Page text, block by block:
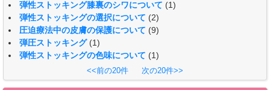
弾性ストッキング膝裏のシワについて (1)
弾性ストッキングの選択について (2)
圧迫療法中の皮膚の保護について (9)
弾圧ストッキング (1)
弾性ストッキングの色味について (1)
<<前の20件
次の20件>>